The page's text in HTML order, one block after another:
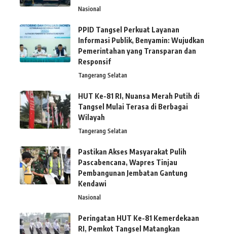
Nasional
PPID Tangsel Perkuat Layanan
Informasi Publik, Benyamin: Wujudkan
Pemerintahan yang Transparan dan
Responsif
Tangerang Selatan
HUT Ke-81 RI, Nuansa Merah Putih di
Tangsel Mulai Terasa di Berbagai
Wilayah
Tangerang Selatan
Pastikan Akses Masyarakat Pulih
Pascabencana, Wapres Tinjau
Pembangunan Jembatan Gantung
Kendawi
Nasional
Peringatan HUT Ke-81 Kemerdekaan
RI, Pemkot Tangsel Matangkan